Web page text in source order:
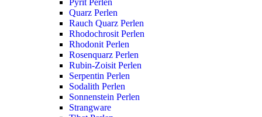
Pyrit Perlen
Quarz Perlen
Rauch Quarz Perlen
Rhodochrosit Perlen
Rhodonit Perlen
Rosenquarz Perlen
Rubin-Zoisit Perlen
Serpentin Perlen
Sodalith Perlen
Sonnenstein Perlen
Strangware